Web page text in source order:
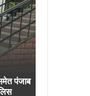
पंजाब